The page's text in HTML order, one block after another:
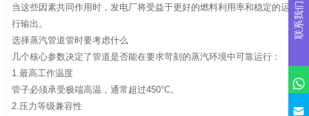
当这些因素共同作用时，发电厂将受益于更好的燃料利用率和稳定的运
行输出。
选择蒸汽管道管时要考虑什么
几个核心参数决定了管道是否能在要求苛刻的蒸汽环境中可靠运行：
1.最高工作温度
管子必须承受极端高温，通常超过450°C。
2.压力等级兼容性
联系我们